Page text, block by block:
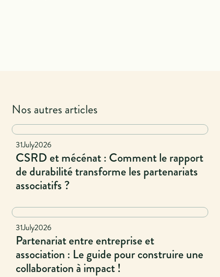
Nos autres articles
National
31July2026
CSRD et mécénat : Comment le rapport
de durabilité transforme les partenariats
associatifs ?
Naional
31July2026
Partenariat entre entreprise et
association : Le guide pour construire une
collaboration à impact !